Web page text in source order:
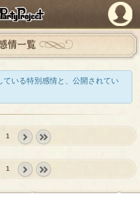
PandoraPartyProject
情一覧
ている特別感情と、公開されてい
1
1